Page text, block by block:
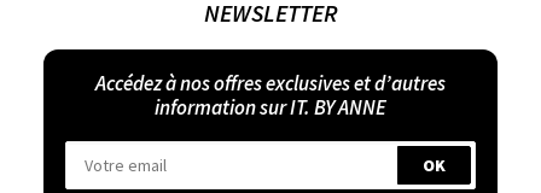
NEWSLETTER
Accédez à nos offres exclusives et d’autres
information sur IT. BY ANNE